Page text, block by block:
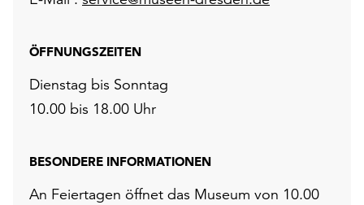
ÖFFNUNGSZEITEN
Dienstag bis Sonntag
10.00 bis 18.00 Uhr
BESONDERE INFORMATIONEN
An Feiertagen öffnet das Museum von 10.00